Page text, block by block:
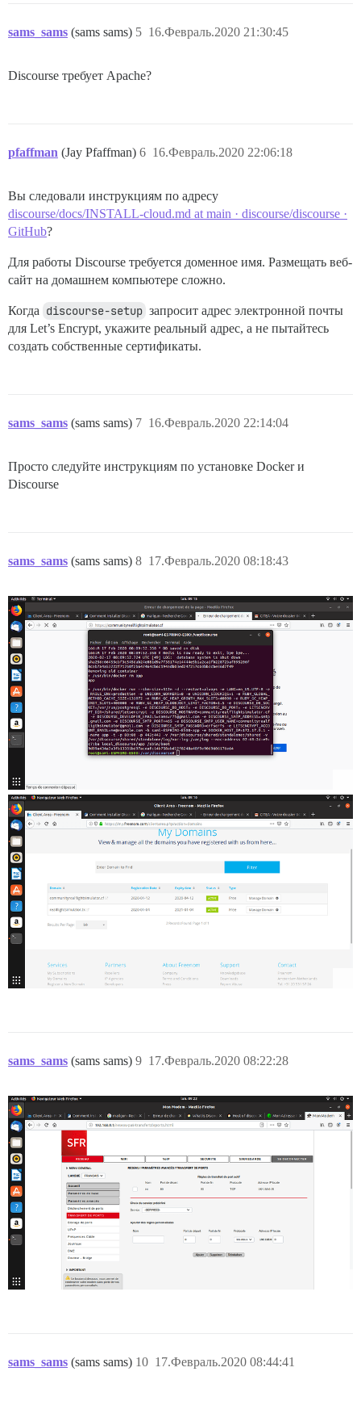
sams_sams (sams sams) 16.Февраль.2020 21:30:45
5
Discourse требует Apache?
pfaffman (Jay Pfaffman) 16.Февраль.2020 22:06:18
6
Вы следовали инструкциям по адресу
discourse/docs/INSTALL-cloud.md at main · discourse/discourse ·
GitHub?
Для работы Discourse требуется доменное имя. Размещать веб-
сайт на домашнем компьютере сложно.
Когда discourse-setup запросит адрес электронной почты
для Let’s Encrypt, укажите реальный адрес, а не пытайтесь
создать собственные сертификаты.
sams_sams (sams sams) 16.Февраль.2020 22:14:04
7
Просто следуйте инструкциям по установке Docker и
Discourse
sams_sams (sams sams) 17.Февраль.2020 08:18:43
8
sams_sams (sams sams) 17.Февраль.2020 08:22:28
9
sams_sams (sams sams) 17.Февраль.2020 08:44:41
10